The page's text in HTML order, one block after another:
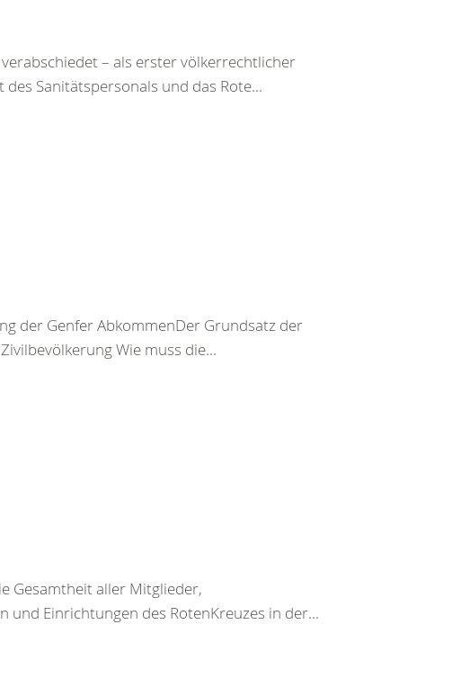
– als erster völkerrechtlicher
Sanitätspersonals und das Rote...
der Genfer AbkommenDer Grundsatz der
Wie muss die...
Gesamtheit aller Mitglieder,
und Einrichtungen des RotenKreuzes in der...